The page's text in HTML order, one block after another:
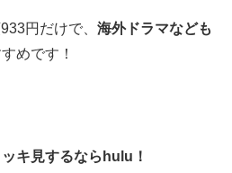
円だけで、 海外ドラマなども
めです！
キ見するなら hulu ！